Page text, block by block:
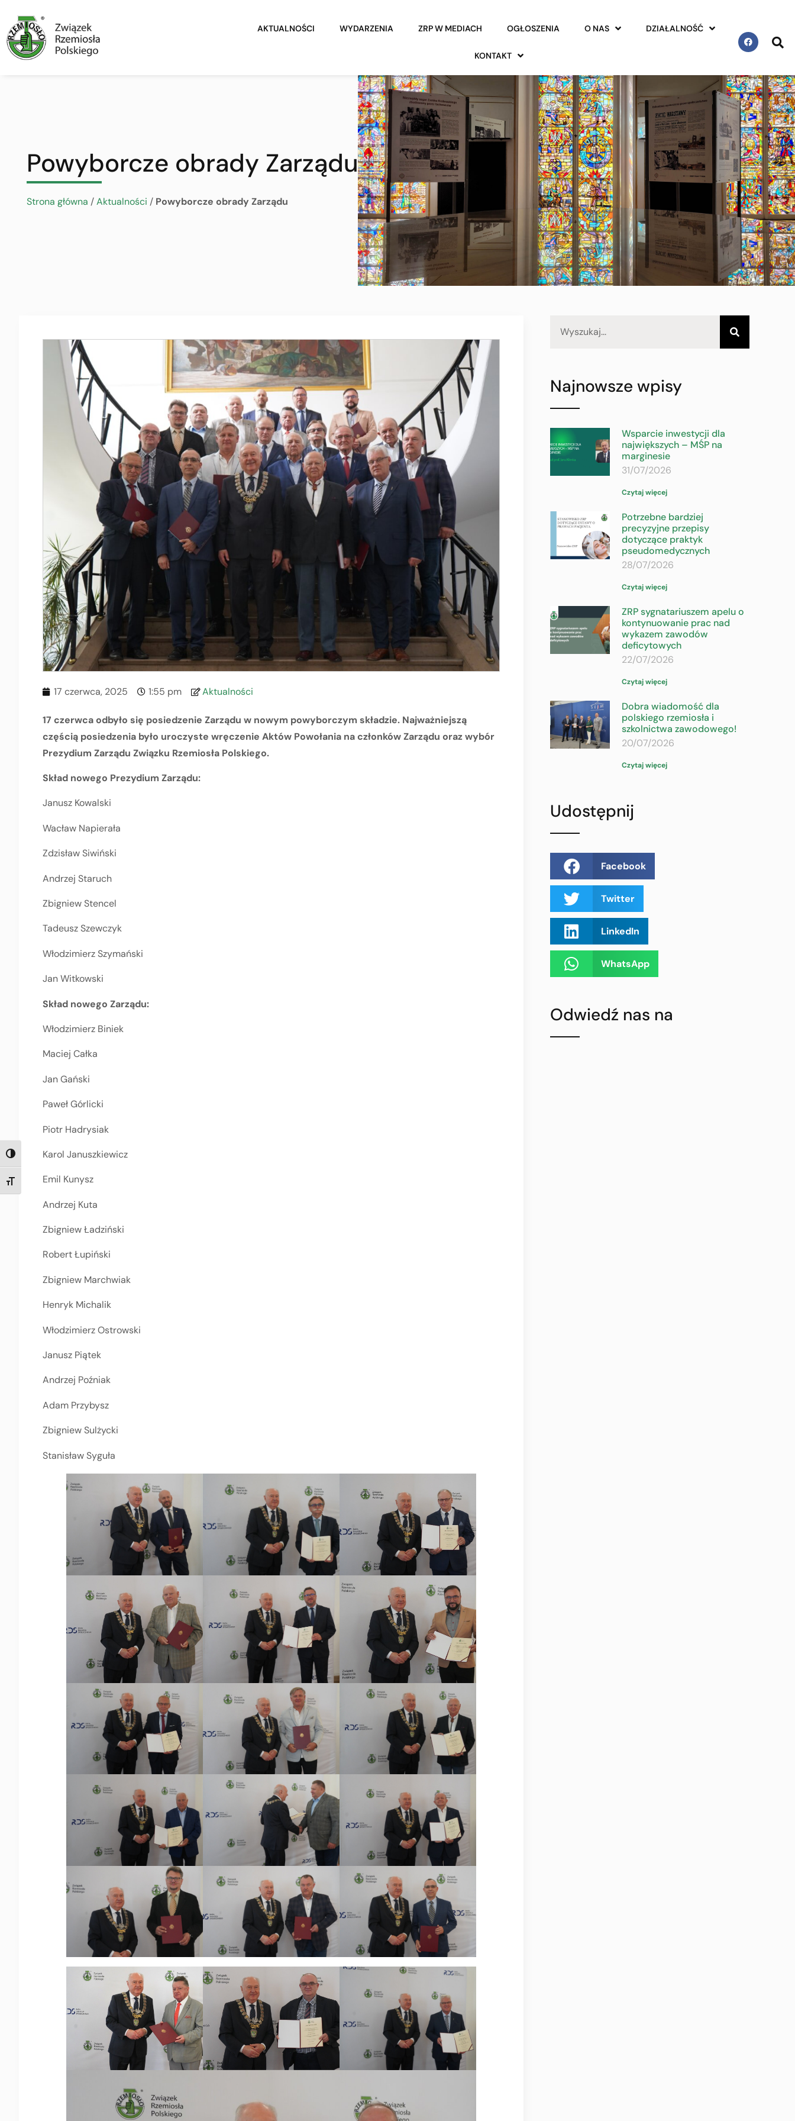
TOGGLE HIGH CONTRAST
TOGGLE FONT SIZE
AKTUALNOŚCI WYDARZENIA ZRP W MEDIACH OGŁOSZENIA O NAS DZIAŁALNOŚĆ
KONTAKT
Powyborcze obrady Zarządu
Strona główna /Aktualności / Powyborcze obrady Zarządu
17 czerwca, 2025 1:55 pm Aktualności
17 czerwca odbyło się posiedzenie Zarządu w nowym powyborczym składzie. Najważniejszą
częścią posiedzenia było uroczyste wręczenie Aktów Powołania na członków Zarządu oraz wybór
Prezydium Zarządu Związku Rzemiosła Polskiego.
Skład nowego Prezydium Zarządu:
Janusz Kowalski
Wacław Napierała
Zdzisław Siwiński
Andrzej Staruch
Zbigniew Stencel
Tadeusz Szewczyk
Włodzimierz Szymański
Jan Witkowski
Skład nowego Zarządu:
Włodzimierz Biniek
Maciej Całka
Jan Gański
Paweł Górlicki
Piotr Hadrysiak
Karol Januszkiewicz
Emil Kunysz
Andrzej Kuta
Zbigniew Ładziński
Robert Łupiński
Zbigniew Marchwiak
Henryk Michalik
Włodzimierz Ostrowski
Janusz Piątek
Andrzej Poźniak
Adam Przybysz
Zbigniew Sulżycki
Stanisław Syguła
Najnowsze wpisy
Wsparcie inwestycji dla
największych – MŚP na
marginesie
31/07/2026
Czytaj więcej
Potrzebne bardziej
precyzyjne przepisy
dotyczące praktyk
pseudomedycznych
28/07/2026
Czytaj więcej
ZRP sygnatariuszem apelu o
kontynuowanie prac nad
wykazem zawodów
deficytowych
22/07/2026
Czytaj więcej
Dobra wiadomość dla
polskiego rzemiosła i
szkolnictwa zawodowego!
20/07/2026
Czytaj więcej
Udostępnij
Facebook
Twitter
LinkedIn
WhatsApp
Odwiedź nas na